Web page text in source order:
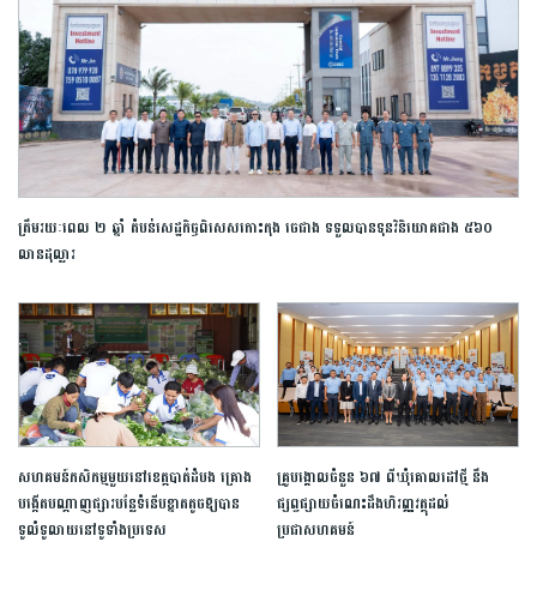
ត្រឹមរយៈពេល​ ២ ឆ្នាំ តំបន់​សេដ្ឋកិច្ច​ពិសេស​​​កោះកុង ចេ​ជាង​​ ទទួល​បាន​ទុន​វិនិយោគ​ជាង ៥៦០
លានដុល្លារ​​
សហគមន៍កសិកម្មមួយនៅខេត្តបាត់ដំបង គ្រោង
បង្កើតបណ្តាញផ្សារបន្លែទំនើបខ្នាតតូចឱ្យបាន
ទូលំទូលាយនៅទូទាំងប្រទេស
គ្រូបង្គោលចំនួន ៦៧ ពីឃុំគោលដៅថ្មី នឹង
ផ្សព្វផ្សាយចំណេះដឹងហិរញ្ញវត្ថុដល់
ប្រជាសហគមន៍